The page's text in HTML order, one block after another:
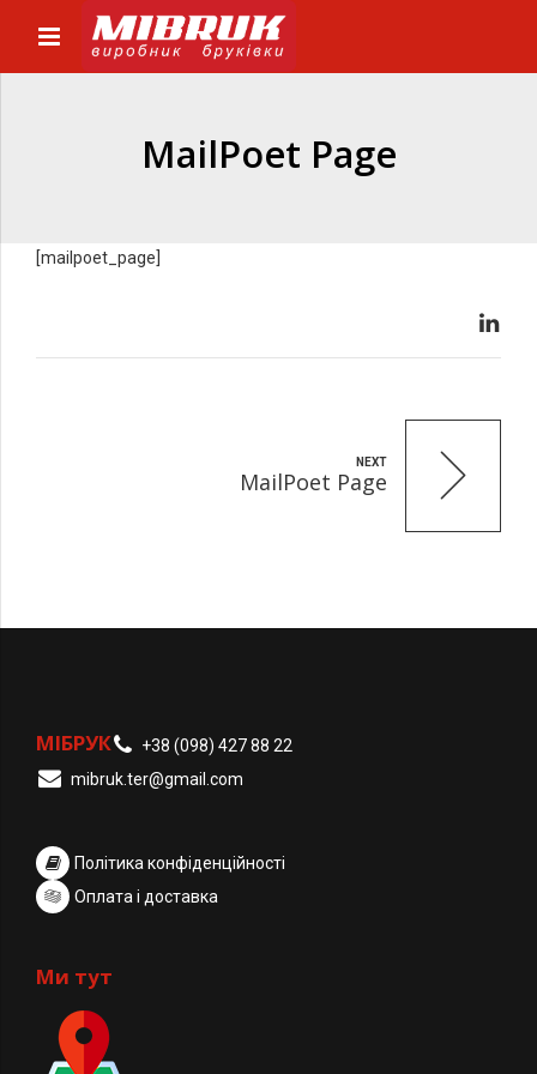
MailPoet Page
[mailpoet_page]
NEXT
MailPoet Page
МІБРУК
+38 (098) 427 88 22
mibruk.ter@gmail.com
Політика конфіденційності
Оплата і доставка
Ми тут